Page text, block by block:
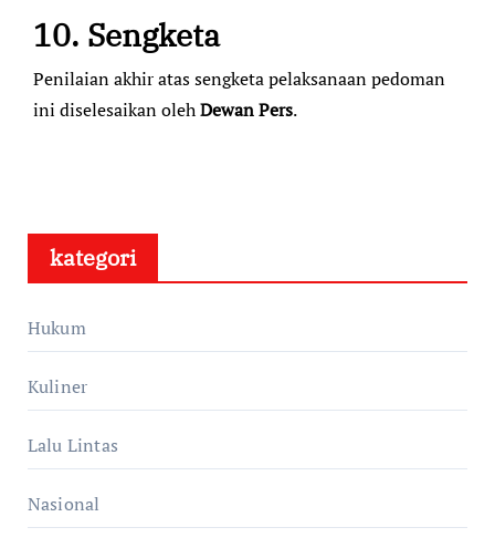
10. Sengketa
Penilaian akhir atas sengketa pelaksanaan pedoman
ini diselesaikan olehDewan Pers.
kategori
Hukum
Kuliner
Lalu Lintas
Nasional